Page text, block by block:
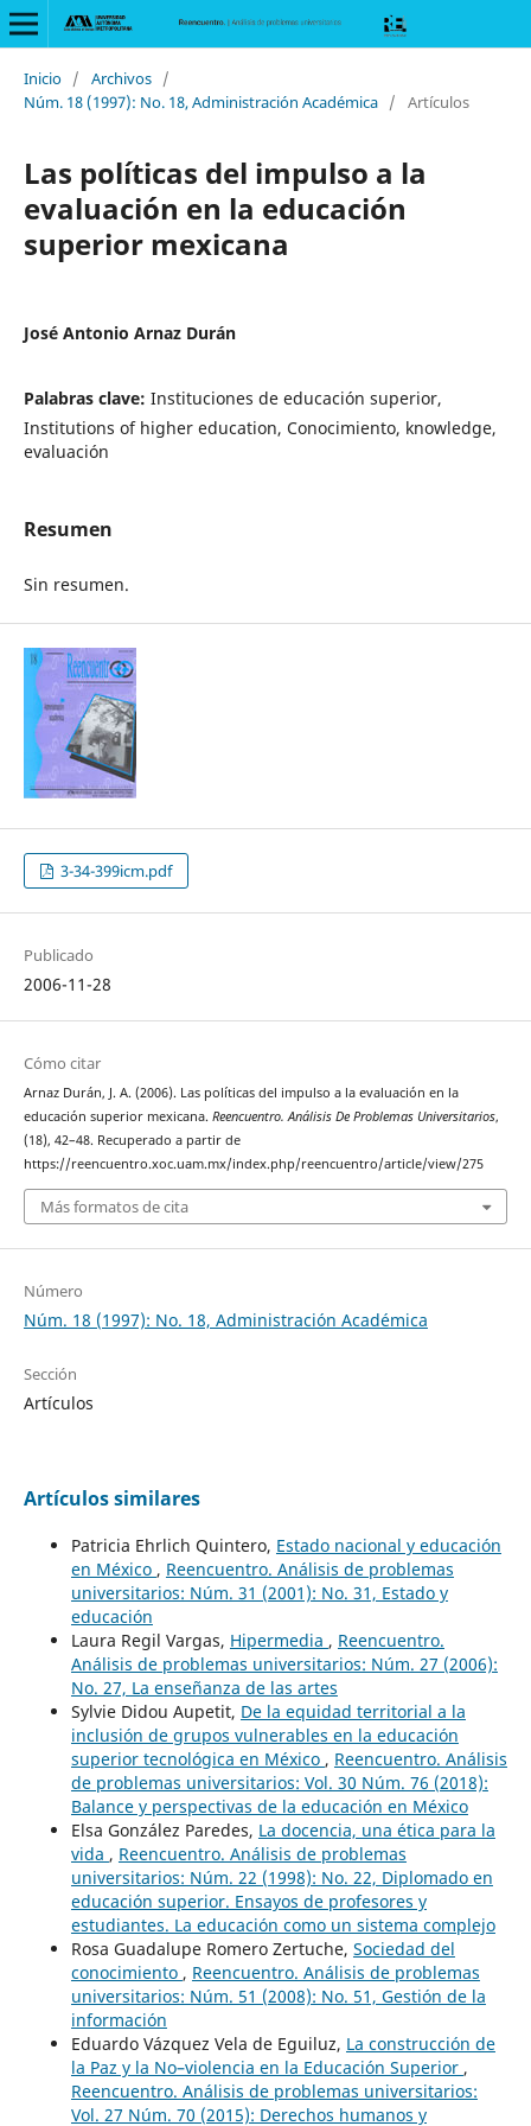
Inicio / Archivos /
Núm. 18 (1997): No. 18, Administración Académica / Artículos
Las políticas del impulso a la
evaluación en la educación
superior mexicana
José Antonio Arnaz Durán
Palabras clave: Instituciones de educación superior,
Institutions of higher education, Conocimiento, knowledge,
evaluación
Resumen
Sin resumen.
3-34-399icm.pdf
Publicado
2006-11-28
Cómo citar
Arnaz Durán, J. A. (2006). Las políticas del impulso a la evaluación en la
educación superior mexicana. Reencuentro. Análisis De Problemas Universitarios,
(18), 42–48. Recuperado a partir de
https://reencuentro.xoc.uam.mx/index.php/reencuentro/article/view/275
Más formatos de cita
Número
Núm. 18 (1997): No. 18, Administración Académica
Sección
Artículos
Artículos similares
Patricia Ehrlich Quintero, Estado nacional y educación
en México , Reencuentro. Análisis de problemas
universitarios: Núm. 31 (2001): No. 31, Estado y
educación
Laura Regil Vargas, Hipermedia , Reencuentro.
Análisis de problemas universitarios: Núm. 27 (2006):
No. 27, La enseñanza de las artes
Sylvie Didou Aupetit, De la equidad territorial a la
inclusión de grupos vulnerables en la educación
superior tecnológica en México , Reencuentro. Análisis
de problemas universitarios: Vol. 30 Núm. 76 (2018):
Balance y perspectivas de la educación en México
Elsa González Paredes, La docencia, una ética para la
vida , Reencuentro. Análisis de problemas
universitarios: Núm. 22 (1998): No. 22, Diplomado en
educación superior. Ensayos de profesores y
estudiantes. La educación como un sistema complejo
Rosa Guadalupe Romero Zertuche, Sociedad del
conocimiento , Reencuentro. Análisis de problemas
universitarios: Núm. 51 (2008): No. 51, Gestión de la
información
Eduardo Vázquez Vela de Eguiluz, La construcción de
la Paz y la No–violencia en la Educación Superior ,
Reencuentro. Análisis de problemas universitarios:
Vol. 27 Núm. 70 (2015): Derechos humanos y